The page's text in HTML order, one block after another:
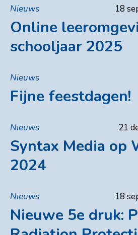
18
Nieuws
Online
schooljaar 2025
Nieuws
Fijne feestdagen!
21
Nieuws
Syntax Media op
2024
18
Nieuws
Nieuwe 5e druk: